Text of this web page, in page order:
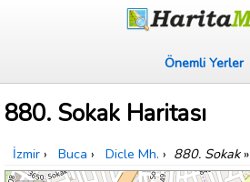
Önemli Yerler
880. Sokak Haritası
İzmir › Buca › Dicle Mh. › 880. Sokak»